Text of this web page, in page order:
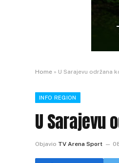
Home » U Sarajevu održana
INFO REGION
U Sarajevu
Objavio TV Arena Sport